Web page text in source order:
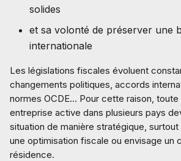
solides
et sa volonté de préserver une
internationale
Les législations fiscales évoluent
changements politiques, accords
normes OCDE… Pour cette raison, toute
entreprise active dans plusieurs pays
situation de manière stratégique,
une optimisation fiscale ou envisage un
résidence.